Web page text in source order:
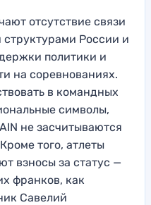
отсутствие связи
России и
политики и
на соревнованиях.
в командных
символы,
не засчитываются
того, атлеты
взносы за статус —
франков, как
Савелий